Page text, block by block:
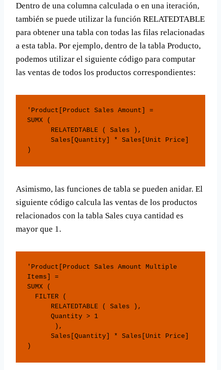
Dentro de una columna calculada o en una iteración,
también se puede utilizar la función RELATEDTABLE
para obtener una tabla con todas las filas relacionadas
a esta tabla. Por ejemplo, dentro de la tabla Producto,
podemos utilizar el siguiente código para computar
las ventas de todos los productos correspondientes:
'Product[Product Sales Amount] =
SUMX (
)
Asimismo, las funciones de tabla se pueden anidar. El
siguiente código calcula las ventas de los productos
relacionados con la tabla Sales cuya cantidad es
mayor que 1.
'Product[Product Sales Amount Multiple
Items] =
SUMX (
)